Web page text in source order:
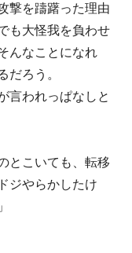
撃を躊躇った理由
も大怪我を負わせ
んなことになれ
だろう。
言われっぱなしと
とこいても、転移
ジやらかしたけ